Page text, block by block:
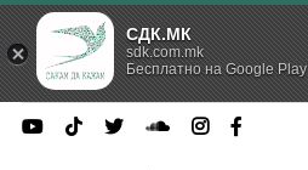
СДК.МК
sdk.com.mk
Бесплатно на Google Play